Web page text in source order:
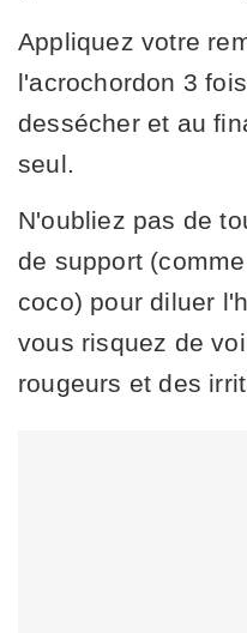
Appliquez votre
l'acrochordon 3
dessécher et au
seul.
N'oubliez pas de
de support
coco) pour diluer
vous risquez de
rougeurs et des